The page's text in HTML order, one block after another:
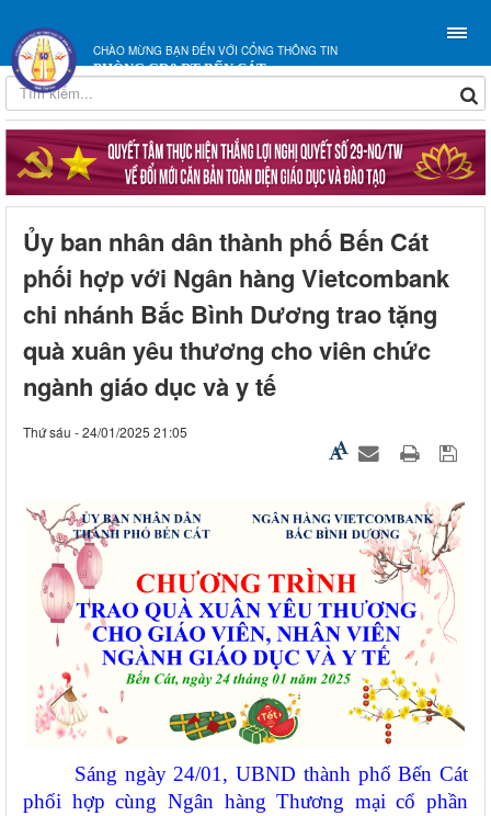
CHÀO MỪNG BẠN ĐẾN VỚI CỔNG THÔNG TIN
PHÒNG GD&ĐT BẾN CÁT
Ủy ban nhân dân thành phố Bến Cát
phối hợp với Ngân hàng Vietcombank
chi nhánh Bắc Bình Dương trao tặng
quà xuân yêu thương cho viên chức
ngành giáo dục và y tế
Thứ sáu - 24/01/2025 21:05
Sáng ngày 24/01, UBND thành phố Bến Cát
phối hợp cùng Ngân hàng Thương mại cổ phần